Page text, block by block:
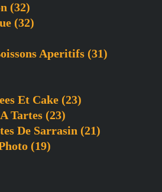
(32)
(32)
Aperitifs (31)
Et Cake (23)
Tartes (23)
De Sarrasin (21)
(19)